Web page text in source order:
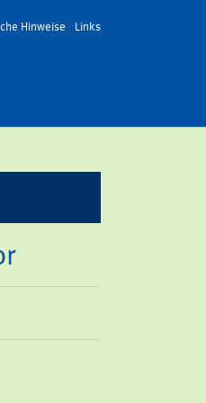
Hinweise Links